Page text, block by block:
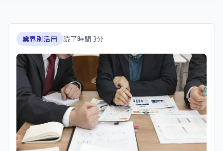
業界別活用 読了時間 3分